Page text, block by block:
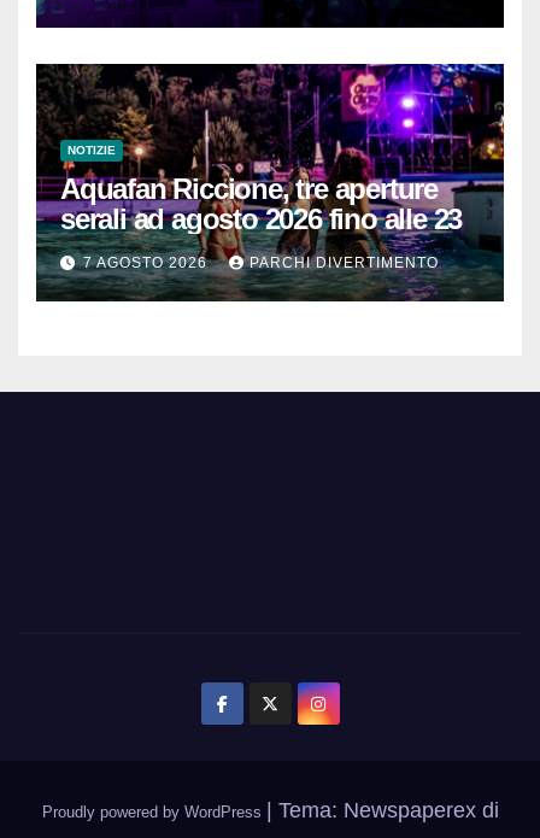
NOTIZIE
Aquafan Riccione, tre aperture
serali ad agosto 2026 fino alle 23
7 AGOSTO 2026 PARCHI DIVERTIMENTO
Proudly powered by WordPress | Tema: Newspaperex di